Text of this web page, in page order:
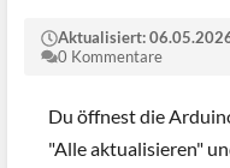
Aktualisiert:
0 Kommentare
Du öffnest die
"Alle aktualisieren"